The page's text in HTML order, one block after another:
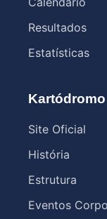
Resultados
Estatísticas
Site Oficial
História
Estrutura
Eventos